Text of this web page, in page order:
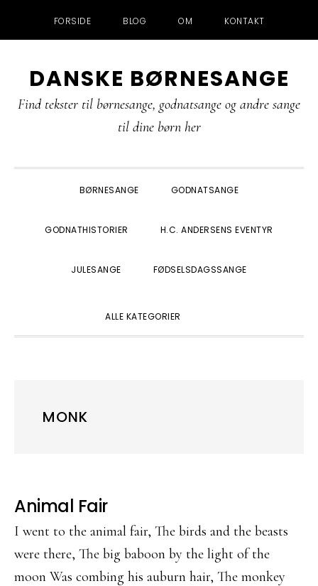
FORSIDE BLOG OM KONTAKT
direkte
til
indhold
direkte
til
direkte
til
DANSKE BØRNESANGE
Find tekster til børnesange, godnatsange og andre sange
til dine børn her
BØRNESANGE GODNATSANGE
GODNATHISTORIER H.C. ANDERSENS EVENTYR
JULESANGE FØDSELSDAGSSANGE
ALLE KATEGORIER
MONK
Animal Fair
I went to the animal fair, The birds and the beasts
were there, The big baboon by the light of the
moon Was combing his auburn hair, The monkey